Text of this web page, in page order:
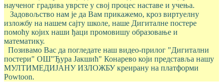
наученог градива уврсте у свој процес наставе и учења.
Задовољство нам је да Вам прикажемо, кроз виртуелну
изложбу на нашем сајту школе, наше Дигиталне постере
помоћу којих наши ђаци промовишу образовање и
математику.
Позивамо Вас да погледате наш видео-прилог "Дигитални
постери" ОШ"Ђура Јакшић" Конарево који представља нашу
МУЛТИМЕДИЈАНУ ИЗЛОЖБУ креирану на платформи
Powtoon.